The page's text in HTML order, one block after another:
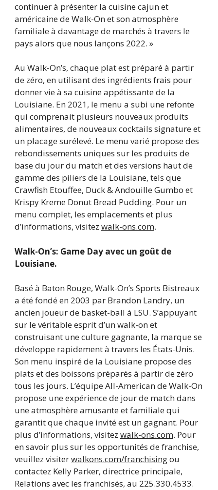
continuer à présenter la cuisine cajun et
américaine de Walk-On et son atmosphère
familiale à davantage de marchés à travers le
pays alors que nous lançons 2022. »
Au Walk-On’s, chaque plat est préparé à partir
de zéro, en utilisant des ingrédients frais pour
donner vie à sa cuisine appétissante de la
Louisiane. En 2021, le menu a subi une refonte
qui comprenait plusieurs nouveaux produits
alimentaires, de nouveaux cocktails signature et
un placage surélevé. Le menu varié propose des
rebondissements uniques sur les produits de
base du jour du match et des versions haut de
gamme des piliers de la Louisiane, tels que
Crawfish Etouffee, Duck & Andouille Gumbo et
Krispy Kreme Donut Bread Pudding. Pour un
menu complet, les emplacements et plus
d’informations, visitez walk-ons.com.
Walk-On’s: Game Day avec un goût de
Louisiane.
Basé à Baton Rouge, Walk-On’s Sports Bistreaux
a été fondé en 2003 par Brandon Landry, un
ancien joueur de basket-ball à LSU. S’appuyant
sur le véritable esprit d’un walk-on et
construisant une culture gagnante, la marque se
développe rapidement à travers les États-Unis.
Son menu inspiré de la Louisiane propose des
plats et des boissons préparés à partir de zéro
tous les jours. L’équipe All-American de Walk-On
propose une expérience de jour de match dans
une atmosphère amusante et familiale qui
garantit que chaque invité est un gagnant. Pour
plus d’informations, visitez walk-ons.com. Pour
en savoir plus sur les opportunités de franchise,
veuillez visiterwalkons.com/franchisingou
contactez Kelly Parker, directrice principale,
Relations avec les franchisés, au 225.330.4533.